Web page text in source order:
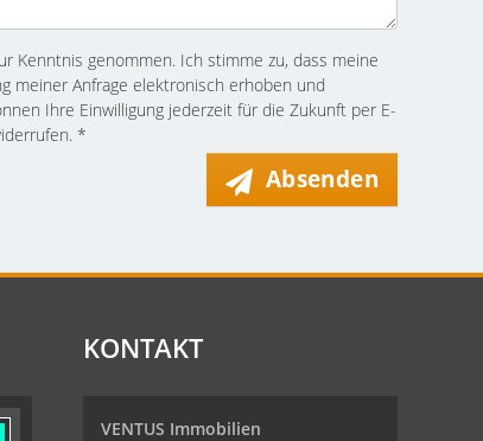
Kenntnis genommen. Ich stimme zu, dass meine
meiner Anfrage elektronisch erhoben und
Ihre Einwilligung jederzeit für die Zukunft per E-
*
Absenden
KONTAKT
VENTUS Immobilien